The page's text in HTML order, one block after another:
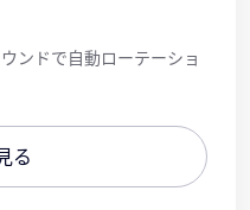
ンドで自動ローテーショ
る